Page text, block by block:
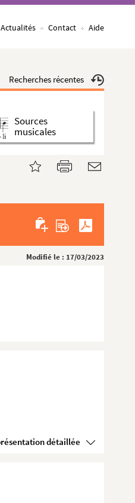
Actualités Contact Aide
Recherches récentes
Sources
musicales
Modifié le : 17/03/2023
Voir la présentation détaillée